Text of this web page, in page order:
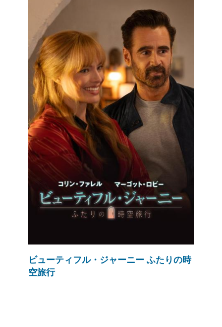
ビューティフル・ジャーニー ふたりの時
空旅行